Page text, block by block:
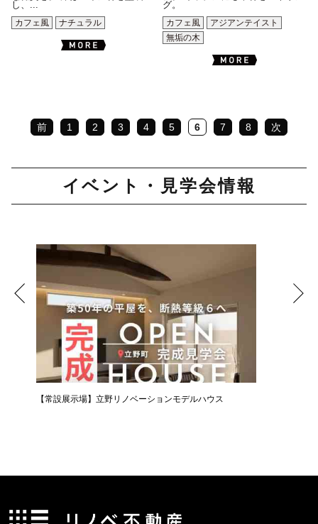
し、...
カフェ風
ナチュラル
グ。
カフェ風
アジアンテイスト
無垢の木
前 1 2 3 4 5 6 7 8 次
イベント・見学会情報
【常設展示場】立野リノベーションモデルハウス